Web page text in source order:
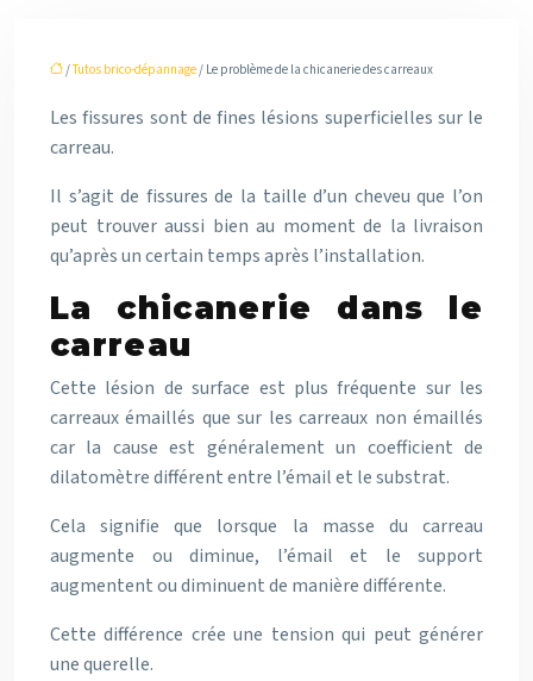
/Tutos brico-dépannage/ Le problème de la chicanerie des carreaux
Les fissures sont de fines lésions superficielles sur le
carreau.
Il s’agit de fissures de la taille d’un cheveu que l’on
peut trouver aussi bien au moment de la livraison
qu’après un certain temps après l’installation.
La chicanerie dans le
carreau
Cette lésion de surface est plus fréquente sur les
carreaux émaillés que sur les carreaux non émaillés
car la cause est généralement un coefficient de
dilatomètre différent entre l’émail et le substrat.
Cela signifie que lorsque la masse du carreau
augmente ou diminue, l’émail et le support
augmentent ou diminuent de manière différente.
Cette différence crée une tension qui peut générer
une querelle.